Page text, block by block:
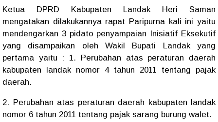
Ketua DPRD Kabupaten Landak Heri Saman
mengatakan dilakukannya rapat Paripurna kali ini yaitu
mendengarkan 3 pidato penyampaian Inisiatif Eksekutif
yang disampaikan oleh Wakil Bupati Landak yang
pertama yaitu : 1. Perubahan atas peraturan daerah
kabupaten landak nomor 4 tahun 2011 tentang pajak
daerah.
2. Perubahan atas peraturan daerah kabupaten landak
nomor 6 tahun 2011 tentang pajak sarang burung walet.